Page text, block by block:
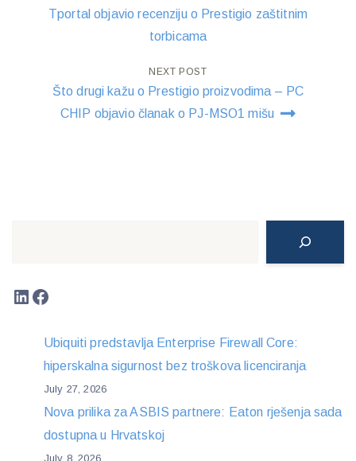
navigation
Tportal objavio recenziju o Prestigio zaštitnim
torbicama
NEXT POST
Što drugi kažu o Prestigio proizvodima – PC
CHIP objavio članak o PJ-MSO1 mišu
LinkedIn
Facebook
Ubiquiti predstavlja Enterprise Firewall Core:
hiperskalna sigurnost bez troškova licenciranja
July 27, 2026
Nova prilika za ASBIS partnere: Eaton rješenja sada
dostupna u Hrvatskoj
July 8, 2026